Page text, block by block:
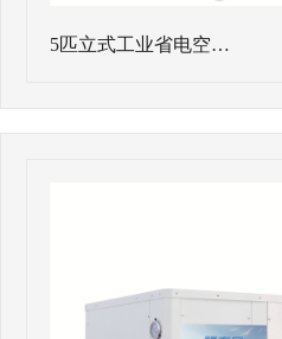
5匹立式工业省电空…